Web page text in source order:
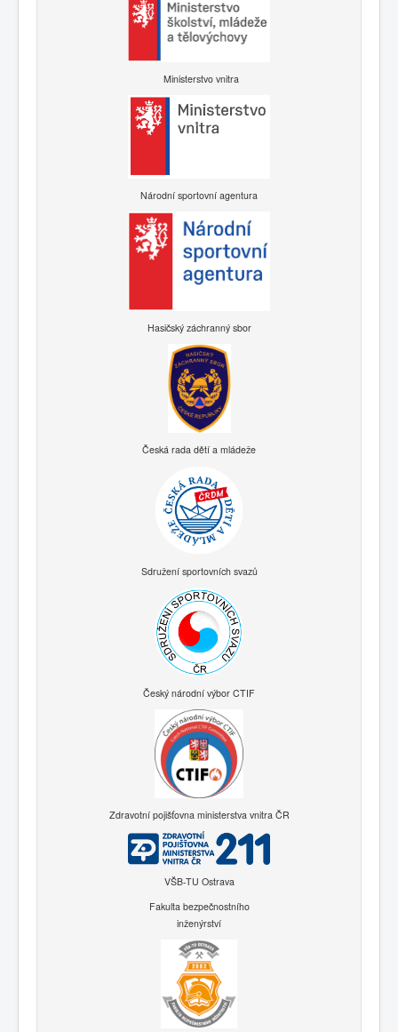
Ministerstvo vnitra
Národní sportovní agentura
Hasičský záchranný sbor
Česká rada dětí a mládeže
Sdružení sportovních svazů
Český národní výbor CTIF
Zdravotní pojišťovna ministerstva vnitra ČR
VŠB-TU Ostrava
Fakulta bezpečnostního
inženýrství